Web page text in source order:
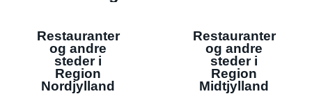
Restauranter
og andre
steder i
Region
Nordjylland
Restauranter
og andre
steder i
Region
Midtjylland